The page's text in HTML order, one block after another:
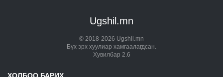
Ugshil.mn
© 2018-2026 Ugshil.mn
Бүх эрх хуулиар хамгаалагдсан.
Хувилбар 2.6